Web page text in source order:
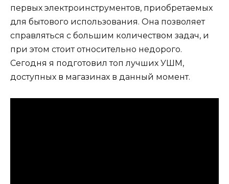
первых электроинструментов, приобретаемых
для бытового использования. Она позволяет
справляться с большим количеством задач, и
при этом стоит относительно недорого.
Сегодня я подготовил топ лучших УШМ,
доступных в магазинах в данный момент.